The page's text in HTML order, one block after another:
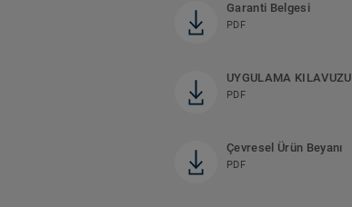
Garanti Belgesi
PDF
UYGULAMA KILAVUZU
PDF
Çevresel Ürün Beyanı
PDF